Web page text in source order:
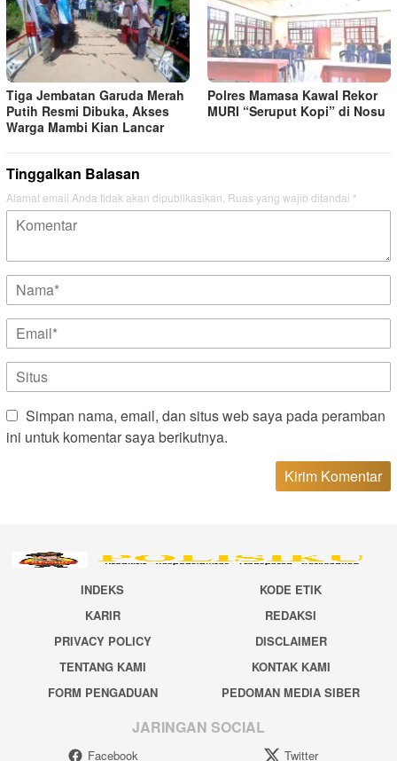
Tiga Jembatan Garuda Merah
Putih Resmi Dibuka, Akses
Warga Mambi Kian Lancar
Polres Mamasa Kawal Rekor
MURI “Seruput Kopi” di Nosu
Tinggalkan Balasan
Alamat email Anda tidak akan dipublikasikan. Ruas yang wajib ditandai *
Simpan nama, email, dan situs web saya pada peramban
ini untuk komentar saya berikutnya.
INDEKS
KODE ETIK
KARIR
REDAKSI
PRIVACY POLICY
DISCLAIMER
TENTANG KAMI
KONTAK KAMI
FORM PENGADUAN
PEDOMAN MEDIA SIBER
JARINGAN SOCIAL
Facebook Twitter